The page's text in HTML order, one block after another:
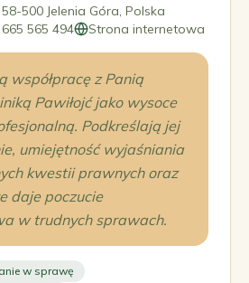
500 Jelenia Góra, Polska
565 494 Strona internetowa
współpracę z Panią
Pawiłojć jako wysoce
Podkreślają jej
umiejętność wyjaśniania
kwestii prawnych oraz
daje poczucie
w trudnych sprawach.
w sprawę